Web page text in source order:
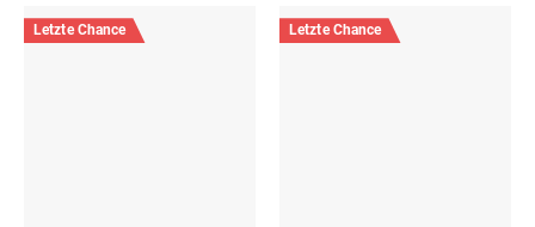
Letzte Chance Letzte Chance